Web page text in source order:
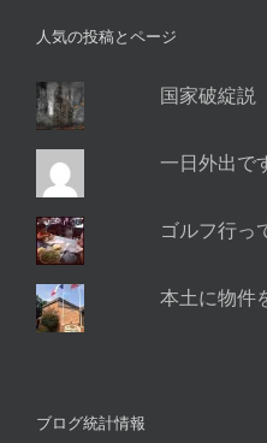
人気の投稿とページ
国家破綻説
一日外出で
ゴルフ行っ
本土に物件
ブログ統計情報